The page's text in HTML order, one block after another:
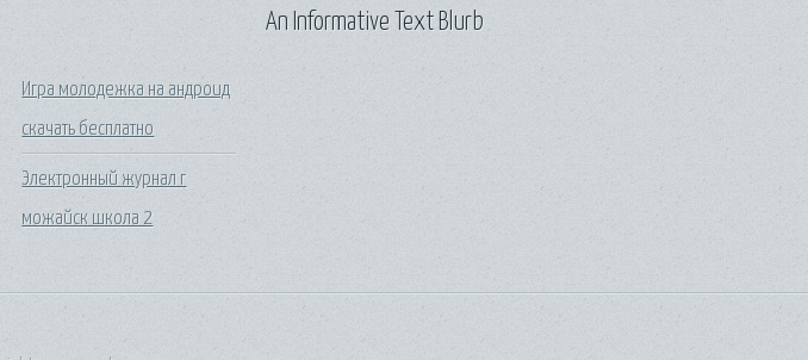
Игра молодежка на андроид
скачать бесплатно
Электронный журнал г
можайск школа 2
An Informative Text Blurb